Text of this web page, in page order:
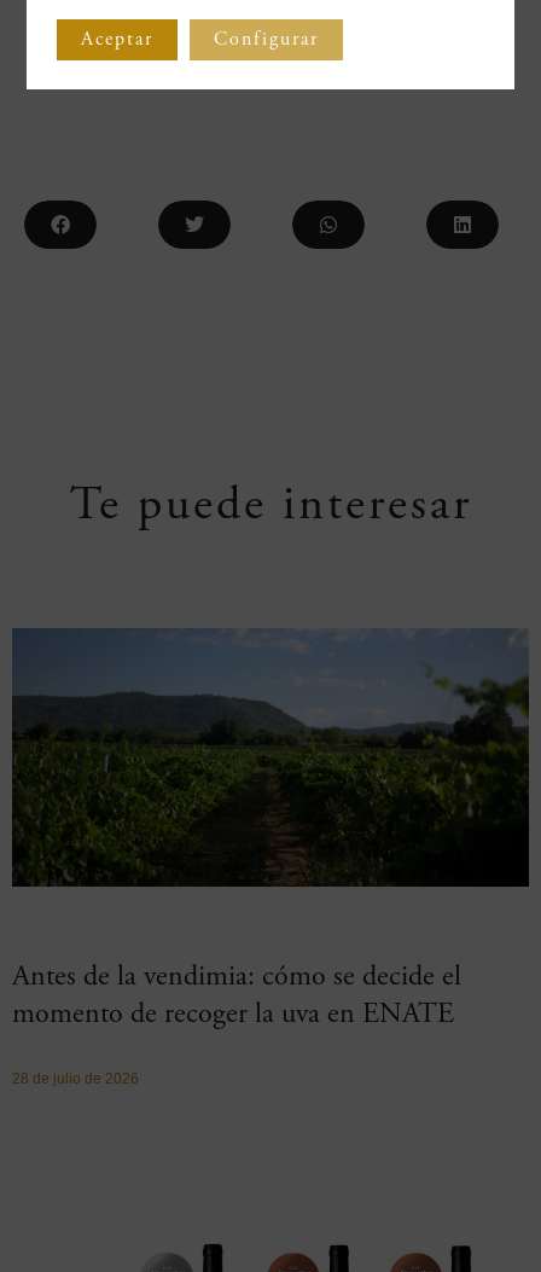
Te puede interesar
Antes de la vendimia: cómo se decide el
momento de recoger la uva en ENATE
28 de julio de 2026
Aceptar Configurar